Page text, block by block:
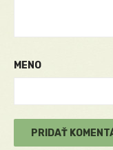
MENO